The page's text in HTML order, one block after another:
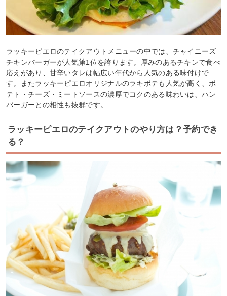
ラッキーピエロのテイクアウトメニューの中では、チャイニーズ
チキンバーガーが人気第1位を誇ります。厚みのあるチキンで食べ
応えがあり、甘辛いタレは幅広い年代から人気のある味付けで
す。またラッキーピエロオリジナルのラキポテも人気が高く、ポ
テト・チーズ・ミートソースの濃厚でコクのある味わいは、ハン
バーガーとの相性も抜群です。
ラッキーピエロのテイクアウトのやり方は？予約でき
る？